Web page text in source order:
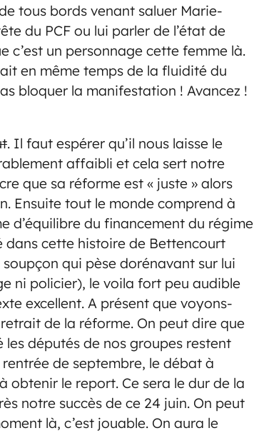
tous bords venant saluer Marie-
du PCF ou lui parler de l’état de
c’est un personnage cette femme là.
en même temps de la fluidité du
bloquer la manifestation ! Avancez !
. Il faut espérer qu’il nous laisse le
affaibli et cela sert notre
que sa réforme est « juste » alors
Ensuite tout le monde comprend à
d’équilibre du financement du régime
dans cette histoire de Bettencourt
qui pèse dorénavant sur lui
ni policier), le voila fort peu audible
excellent. A présent que voyons-
de la réforme. On peut dire que
les députés de nos groupes restent
de septembre, le débat à
obtenir le report. Ce sera le dur de la
notre succès de ce 24 juin. On peut
là, c’est jouable. On aura le